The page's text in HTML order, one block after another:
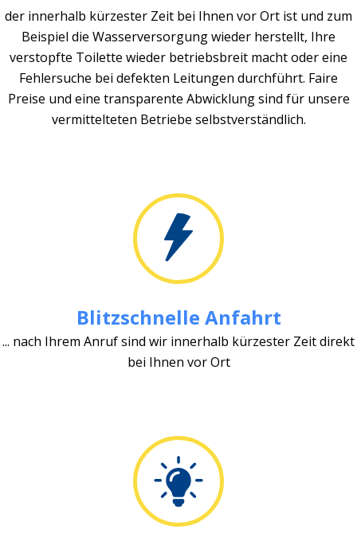
der innerhalb kürzester Zeit bei Ihnen vor Ort ist und zum
Beispiel die Wasserversorgung wieder herstellt, Ihre
verstopfte Toilette wieder betriebsbreit macht oder eine
Fehlersuche bei defekten Leitungen durchführt. Faire
Preise und eine transparente Abwicklung sind für unsere
vermittelteten Betriebe selbstverständlich.
Blitzschnelle Anfahrt
... nach Ihrem Anruf sind wir innerhalb kürzester Zeit direkt
bei Ihnen vor Ort